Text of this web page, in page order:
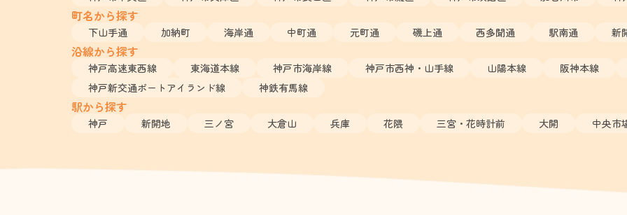
町名から探す
下山手通 加納町 海岸通 中町通 元町通 磯上通 西多聞通 駅南通 新
沿線から探す
神戸高速東西線 東海道本線 神戸市海岸線 神戸市西神・山手線 山陽本線
阪神本線
神戸新交通ポートアイランド線
神鉄有馬線
駅から探す
神戸 新開地 三ノ宮 大倉山 兵庫 花隈 三宮・花時計前 大開 中央市